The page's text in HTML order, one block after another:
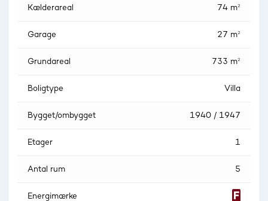
Kælderareal 74 m²
Garage 27 m²
Grundareal 733 m²
Boligtype Villa
Bygget/ombygget 1940 / 1947
Etager 1
Antal rum 5
Energimærke